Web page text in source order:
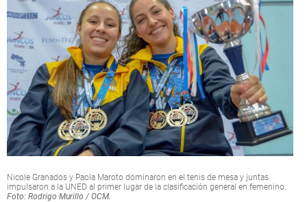
Nicole Granados y Paola Maroto dominaron en el tenis de mesa y juntas
impulsaron a la UNED al primer lugar de la clasificación general en femenino.
Foto: Rodrigo Murillo / OCM.